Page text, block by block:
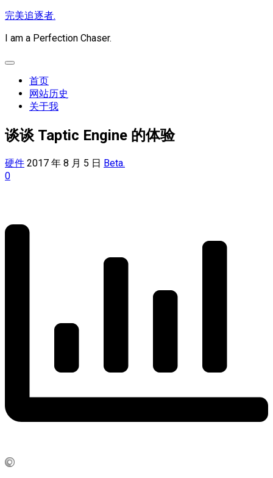
Skip
content
完美追逐者.
I am a Perfection Chaser.
Expand
首页
网站历史
关于我
谈谈 Taptic Engine 的体验
硬件 2017 年 8 月 5 日 Beta.
0